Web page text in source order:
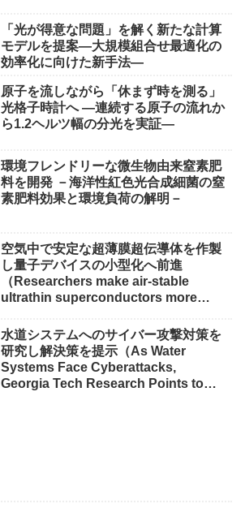
「光が得意な問題」を解く新たな計算
モデルを提案―大規模組合せ最適化の
効率化に向けた新手法―
原子を流しながら「休まず時を測る」
光格子時計へ ―連続する原子の流れか
ら1.2ヘルツ幅の分光を実証―
環境フレンドリーな微生物由来窒素肥
料を開発 －海洋性紅色光合成細菌の窒
素肥料効果と環境負荷の解明－
空気中で安定な超薄膜超伝導体を作製
し量子デバイスの小型化へ前進
（Researchers make air-stable
ultrathin superconductors more
水道システムへのサイバー攻撃対策を
研究し解決策を提示（As Water
Systems Face Cyberattacks,
Georgia Tech Research Points to